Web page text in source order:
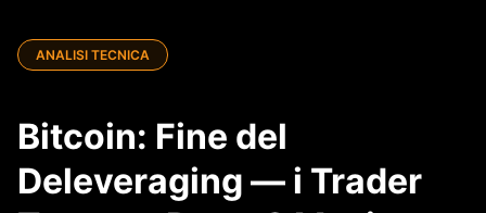
ANALISI TECNICA
Bitcoin: Fine del
Deleveraging — i Trader